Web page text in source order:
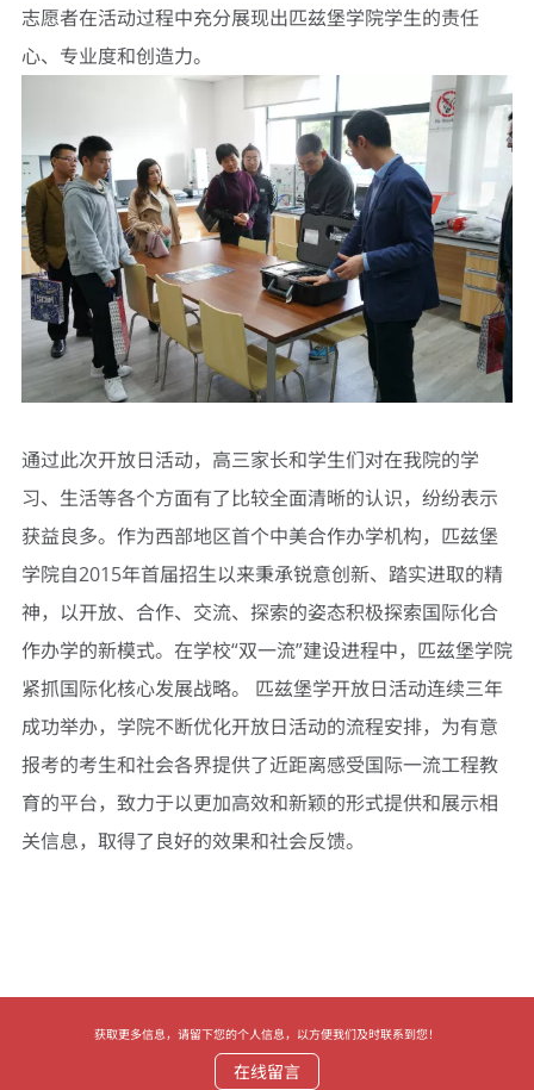
志愿者在活动过程中充分展现出匹兹堡学院学生的责任
心、专业度和创造力。
通过此次开放日活动，高三家长和学生们对在我院的学
习、生活等各个方面有了比较全面清晰的认识，纷纷表示
获益良多。作为西部地区首个中美合作办学机构，匹兹堡
学院自2015年首届招生以来秉承锐意创新、踏实进取的精
神，以开放、合作、交流、探索的姿态积极探索国际化合
作办学的新模式。在学校“双一流”建设进程中，匹兹堡学院
紧抓国际化核心发展战略。 匹兹堡学开放日活动连续三年
成功举办，学院不断优化开放日活动的流程安排，为有意
报考的考生和社会各界提供了近距离感受国际一流工程教
育的平台，致力于以更加高效和新颖的形式提供和展示相
关信息，取得了良好的效果和社会反馈。
获取更多信息，请留下您的个人信息，以方便我们及时联系到您！
在线留言